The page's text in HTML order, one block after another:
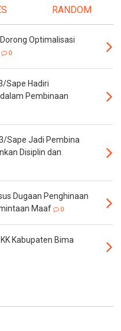
RANDOM
Optimalisasi
0
Sape Hadiri
Pembinaan
Sape Jadi Pembina
Disiplin dan
Dugaan Penghinaan
Maaf
0
Kabupaten Bima